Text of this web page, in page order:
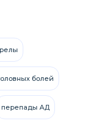
болей
перепады АД